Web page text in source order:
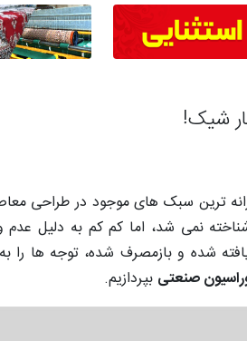
شیک!
ترین سبک های موجود در طراحی
نمی شد، اما کم کم به دلیل
شده و بازمصرف شده، توجه‌ ها
صنعتی بپردازیم.